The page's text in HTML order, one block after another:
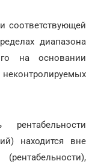
соответствующей
диапазона
на основании
находится вне